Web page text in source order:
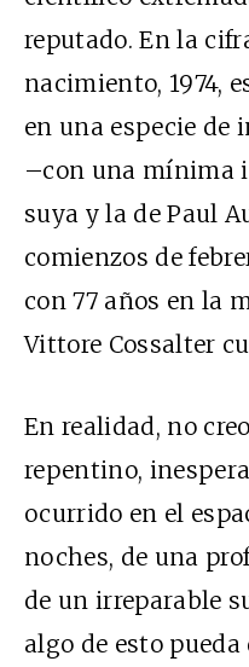
reputado. En la
nacimiento, 1974,
en una especie de
–con una mínima
suya y la de Paul
comienzos de
con 77 años en la
Vittore Cossalter
En realidad, no
repentino,
ocurrido en el
noches, de una
de un irreparable
algo de esto pueda